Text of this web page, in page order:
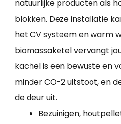
natuurlijke producten als
blokken. Deze installatie
het CV systeem en warm
biomassaketel vervangt
kachel is een bewuste en
minder CO-2 uitstoot, en
de deur uit.
Bezuinigen,